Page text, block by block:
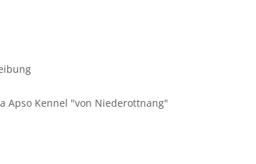
- Lhasa Apso Kennel "von Niederottnang"
Apso
Tzu
Terrier